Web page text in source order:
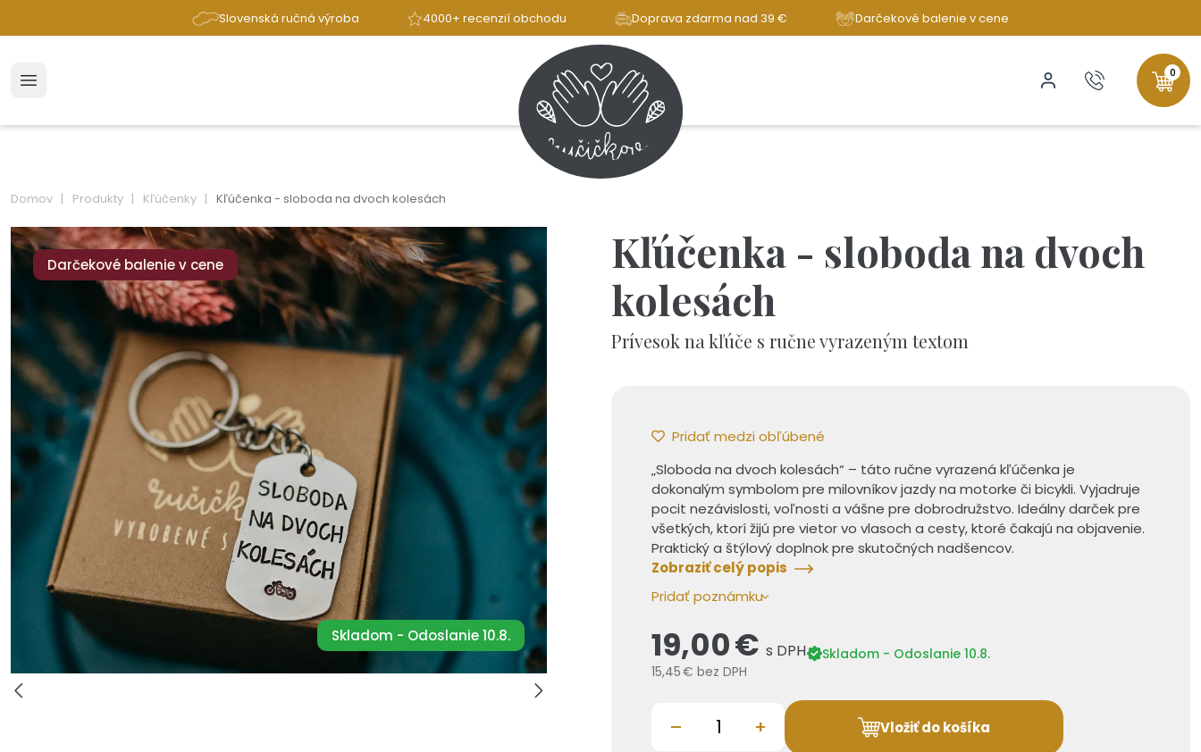
Slovenská ručná výroba 4000+ recenzií obchodu Doprava zdarma nad 39 € Darčekové balenie v cene
0
Domov Produkty Kľúčenky Kľúčenka - sloboda na dvoch kolesách
Darčekové balenie v cene
Skladom - Odoslanie 10.8.
Kľúčenka - sloboda na dvoch
kolesách
Prívesok na kľúče s ručne vyrazeným textom
Pridať medzi obľúbené
„Sloboda na dvoch kolesách“ – táto ručne vyrazená kľúčenka je
dokonalým symbolom pre milovníkov jazdy na motorke či bicykli. Vyjadruje
pocit nezávislosti, voľnosti a vášne pre dobrodružstvo. Ideálny darček pre
všetkých, ktorí žijú pre vietor vo vlasoch a cesty, ktoré čakajú na objavenie.
Praktický a štýlový doplnok pre skutočných nadšencov.
Zobraziť celý popis
Pridať poznámku
19,00 € s DPH
15,45 € bez DPH
Skladom - Odoslanie 10.8.
– + Vložiť do košíka